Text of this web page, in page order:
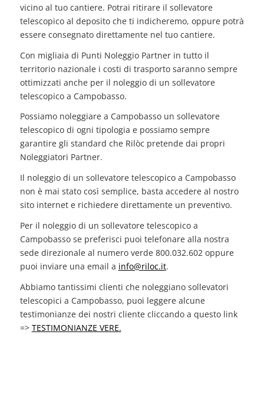
vicino al tuo cantiere. Potrai ritirare il sollevatore
telescopico al deposito che ti indicheremo, oppure potrà
essere consegnato direttamente nel tuo cantiere.
Con migliaia di Punti Noleggio Partner in tutto il
territorio nazionale i costi di trasporto saranno sempre
ottimizzati anche per il noleggio di un sollevatore
telescopico a Campobasso.
Possiamo noleggiare a Campobasso un sollevatore
telescopico di ogni tipologia e possiamo sempre
garantire gli standard che Rilòc pretende dai propri
Noleggiatori Partner.
Il noleggio di un sollevatore telescopico a Campobasso
non è mai stato così semplice, basta accedere al nostro
sito internet e richiedere direttamente un preventivo.
Per il noleggio di un sollevatore telescopico a
Campobasso se preferisci puoi telefonare alla nostra
sede direzionale al numero verde 800.032.602 oppure
puoi inviare una email a info@riloc.it.
Abbiamo tantissimi clienti che noleggiano sollevatori
telescopici a Campobasso, puoi leggere alcune
testimonianze dei nostri cliente cliccando a questo link
=> TESTIMONIANZE VERE.